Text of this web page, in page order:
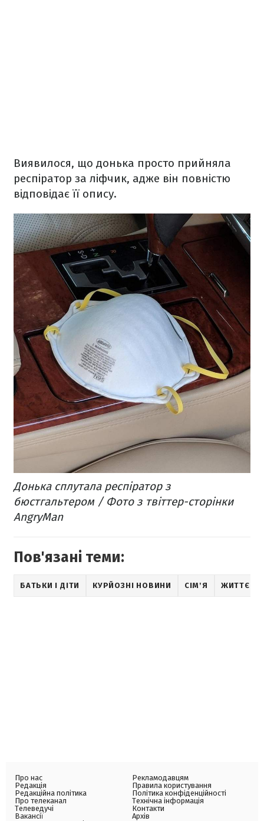
Виявилося, що донька просто прийняла
респіратор за ліфчик, адже він повністю
відповідає її опису.
Донька сплутала респіратор з
бюстгальтером / Фото з твіттер-сторінки
AngryMan
Пов'язані теми:
БАТЬКИ І ДІТИ КУРЙОЗНІ НОВИНИ СІМʼЯ ЖИТТЄВІ
Про нас
Редакція
Редакційна політика
Про телеканал
Телеведучі
Вакансії
Рекламодавцям
Правила користування
Політика конфіденційності
Технічна інформація
Контакти
Архів